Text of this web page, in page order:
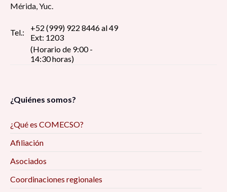
Mérida, Yuc.
Tel.:
+52 (999) 922 8446 al 49
Ext: 1203
(Horario de 9:00 -
14:30 horas)
¿Quiénes somos?
¿Qué es COMECSO?
Afiliación
Asociados
Coordinaciones regionales